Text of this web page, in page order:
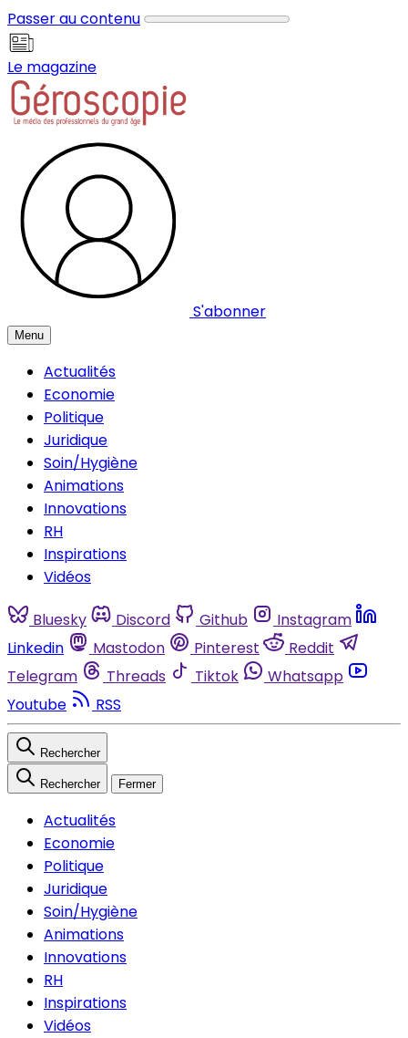
Passer au contenu
Le magazine
S'abonner
Menu
Actualités
Economie
Politique
Juridique
Soin/Hygiène
Animations
Innovations
RH
Inspirations
Vidéos
Bluesky Discord Github
Instagram
Linkedin
Mastodon Pinterest
Reddit
Telegram
Threads Tiktok
Whatsapp
Youtube
RSS
Rechercher
Rechercher Fermer
Actualités
Economie
Politique
Juridique
Soin/Hygiène
Animations
Innovations
RH
Inspirations
Vidéos
Panneau de gestion des cookies